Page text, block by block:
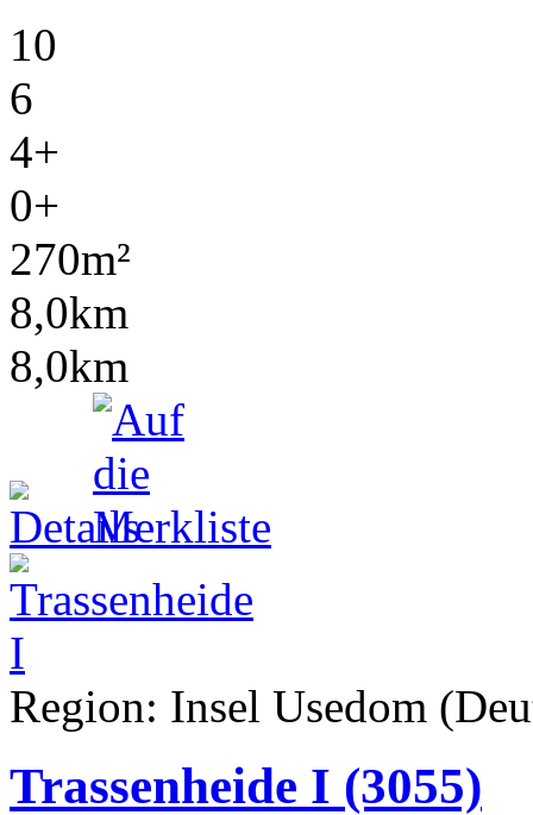
10
6
4+
0+
270m²
8,0km
8,0km
Region: Insel Usedom
Trassenheide I (3055)